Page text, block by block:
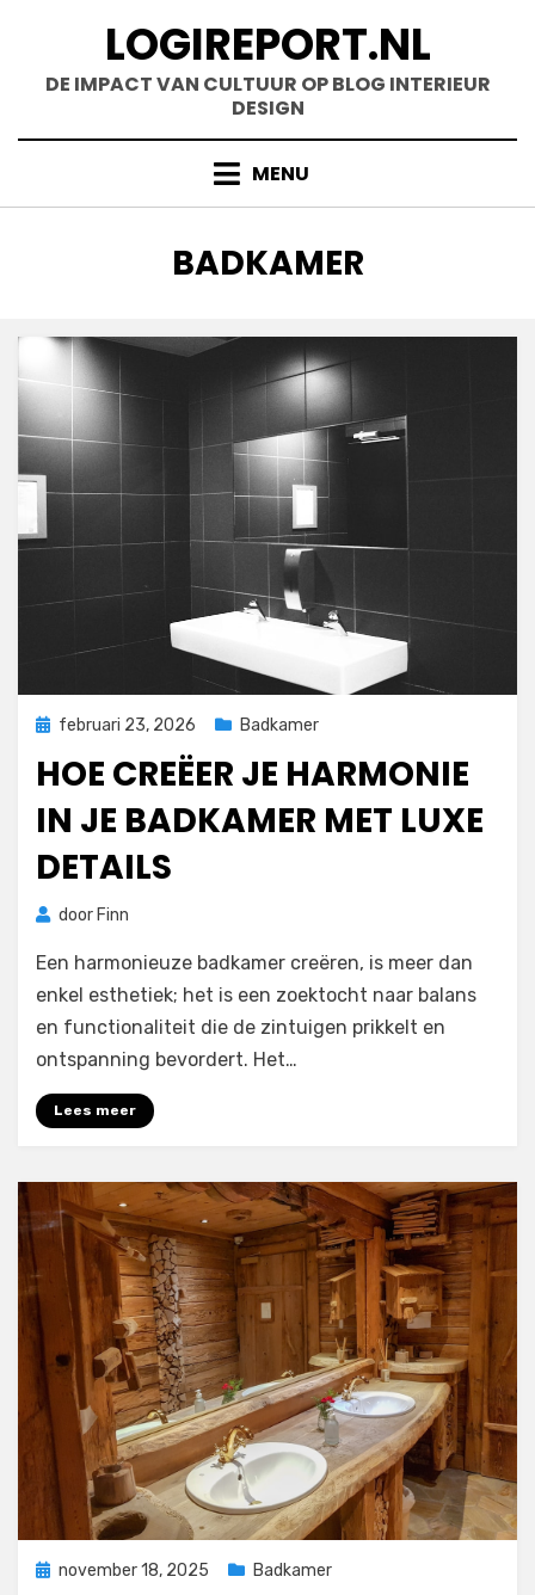
inhoud
LOGIREPORT.NL
DE IMPACT VAN CULTUUR OP BLOG INTERIEUR
DESIGN
MENU
CATEGORIE
:
BADKAMER
Geplaatst
februari 23, 2026 Badkamer
HOE CREËER JE HARMONIE
IN JE BADKAMER MET LUXE
DETAILS
door Finn
Een harmonieuze badkamer creëren, is meer dan
enkel esthetiek; het is een zoektocht naar balans
en functionaliteit die de zintuigen prikkelt en
ontspanning bevordert. Het…
Lees meer
Geplaatst
november 18, 2025 Badkamer